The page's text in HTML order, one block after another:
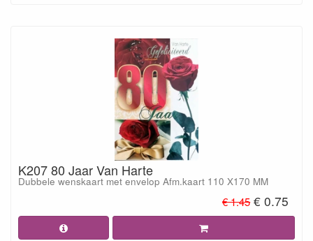
K207 80 Jaar Van Harte
Dubbele wenskaart met envelop Afm.kaart 110 X170 MM
€ 1.45 € 0.75